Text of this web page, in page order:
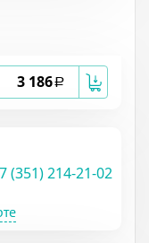
3 186a
(351) 214-21-02